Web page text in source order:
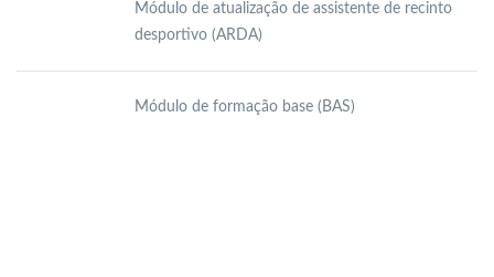
Módulo de atualização de assistente de recinto
desportivo (ARDA)
Módulo de formação base (BAS)